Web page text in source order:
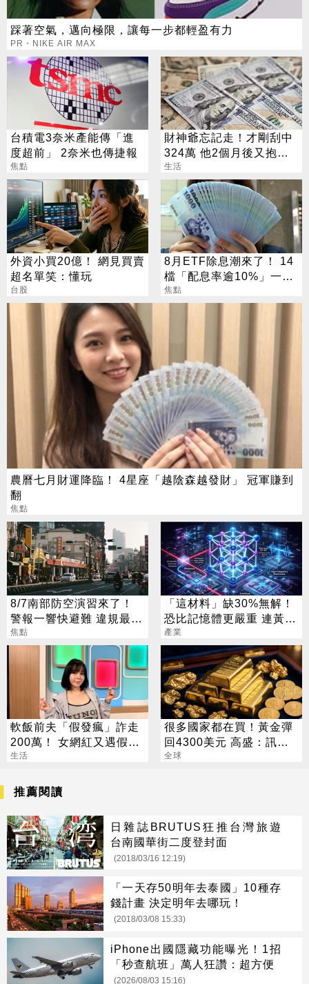
踩著空氣，邁向極限，讓每一步都輕盈有力
PR・NIKE AIR MAX
台積電3奈米產能傳「進
度超前」 2奈米也傳捷報
焦點
財神爺忘記走！才剛刮中
324萬 他2個月後又抱回
3243萬
生活
外資小買20億！ 網見買賣
超名單笑：懂玩
台股
8月ETF除息潮來了！ 14
檔「配息率逾10%」一次
看
焦點
農曆七月財運降臨！ 4星座「越陰森越發財」 冠軍賺到
翻
焦點
8/7南部防空演習來了！
警報一響快避難 違規最高
開罰15萬
焦點
「這材料」缺30%無解！
恐比記憶體更嚴重 連黃仁
勳都掏錢秒訂
產業
軟飯前夫「假發瘋」詐走
200萬！ 女網紅又遇假富
豪 養套殺噴2千萬
生活
很多國家都在買！黃金彈
回4300美元 高盛：訊號
來了
全球
推薦閱讀
日雜誌BRUTUS狂推台灣旅遊
台南國華街二度登封面
(2018/03/16 12:19)
「一天存50明年去泰國」10種存
錢計畫 決定明年去哪玩！
(2018/03/08 15:33)
iPhone出國隱藏功能曝光！1招
「秒查航班」萬人狂讚：超方便
(2026/08/03 15:16)